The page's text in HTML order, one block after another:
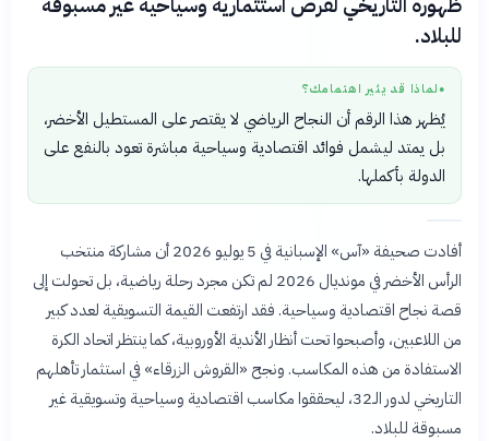
للبلاد.
● لماذا قد يثير اهتمامك؟
يُظهر هذا الرقم أن النجاح الرياضي لا يقتصر على المستطيل الأخضر،
بل يمتد ليشمل فوائد اقتصادية وسياحية مباشرة تعود بالنفع على
الدولة بأكملها.
أفادت صحيفة «آس» الإسبانية في 5 يوليو 2026 أن مشاركة منتخب
الرأس الأخضر في مونديال 2026 لم تكن مجرد رحلة رياضية، بل تحولت إلى
قصة نجاح اقتصادية وسياحية. فقد ارتفعت القيمة التسويقية لعدد كبير
من اللاعبين، وأصبحوا تحت أنظار الأندية الأوروبية، كما ينتظر اتحاد الكرة
الاستفادة من هذه المكاسب. ونجح «القروش الزرقاء» في استثمار تأهلهم
التاريخي لدور الـ32، ليحققوا مكاسب اقتصادية وسياحية وتسويقية غير
مسبوقة للبلاد.